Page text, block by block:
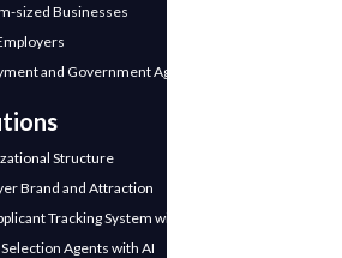
sized Businesses
and Government Agencies
Structure
Brand and Attraction
Tracking System with AI)
Agents with AI